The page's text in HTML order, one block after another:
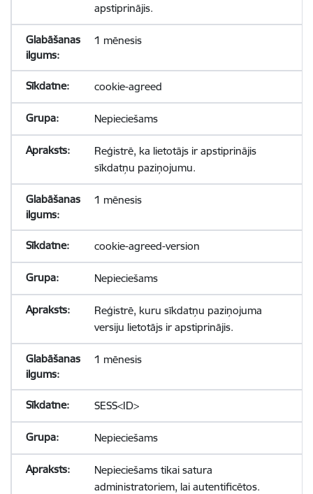
apstiprinājis.
1 mēnesis
cookie-agreed
Nepieciešams
Reģistrē, ka lietotājs ir apstiprinājis
sīkdatņu paziņojumu.
1 mēnesis
cookie-agreed-version
Nepieciešams
Reģistrē, kuru sīkdatņu paziņojuma
versiju lietotājs ir apstiprinājis.
1 mēnesis
SESS<ID>
Nepieciešams
Nepieciešams tikai satura
administratoriem, lai autentificētos.